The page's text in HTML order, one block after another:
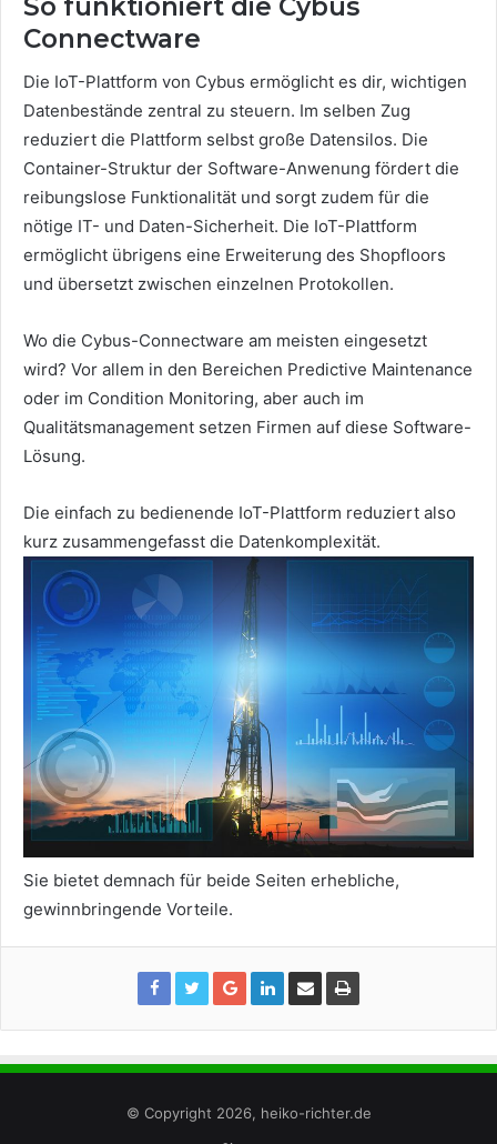
So funktioniert die Cybus
Connectware
Die IoT-Plattform von Cybus ermöglicht es dir, wichtigen
Datenbestände zentral zu steuern. Im selben Zug
reduziert die Plattform selbst große Datensilos. Die
Container-Struktur der Software-Anwenung fördert die
reibungslose Funktionalität und sorgt zudem für die
nötige IT- und Daten-Sicherheit. Die IoT-Plattform
ermöglicht übrigens eine Erweiterung des Shopfloors
und übersetzt zwischen einzelnen Protokollen.
Wo die Cybus-Connectware am meisten eingesetzt
wird? Vor allem in den Bereichen Predictive Maintenance
oder im Condition Monitoring, aber auch im
Qualitätsmanagement setzen Firmen auf diese Software-
Lösung.
Die einfach zu bedienende IoT-Plattform reduziert also
kurz zusammengefasst die Datenkomplexität.
Sie bietet demnach für beide Seiten erhebliche,
gewinnbringende Vorteile.
© Copyright 2026, heiko-richter.de